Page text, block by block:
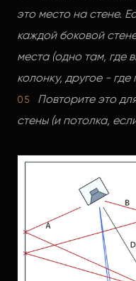
это место на стене.
каждой боковой
места (одно там, где
колонку, другое - где
Повторите это
стены (и потолка,